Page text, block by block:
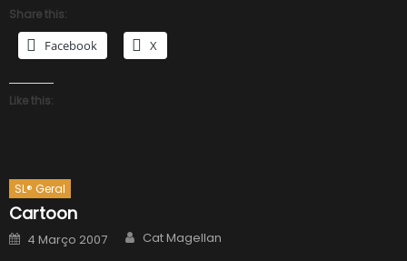
Share this:
Facebook X
Like this:
SL® Geral
Cartoon
Posted
on
4 Março 2007 Author
Cat Magellan